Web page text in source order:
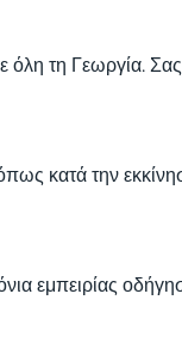
όλη τη Γεωργία.
κατά την
εμπειρίας